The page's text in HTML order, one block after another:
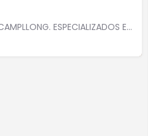
BODEGA RESTAURANTE EN CAMPLLONG. ESPECIALIZADOS EN Cocina de mercadoAlta cocinaCocina a la brasaCocina casera…